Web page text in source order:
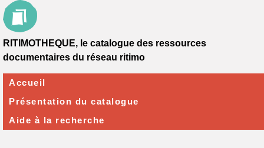
RITIMOTHEQUE, le catalogue des ressources
documentaires du réseau ritimo
Accueil
Présentation du catalogue
Aide à la recherche